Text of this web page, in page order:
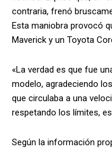
contraria, frenó
Esta maniobra provocó
Maverick y un Toyota
«La verdad es que fue
modelo, agradeciendo
que circulaba a una
respetando los límites,
Según la información